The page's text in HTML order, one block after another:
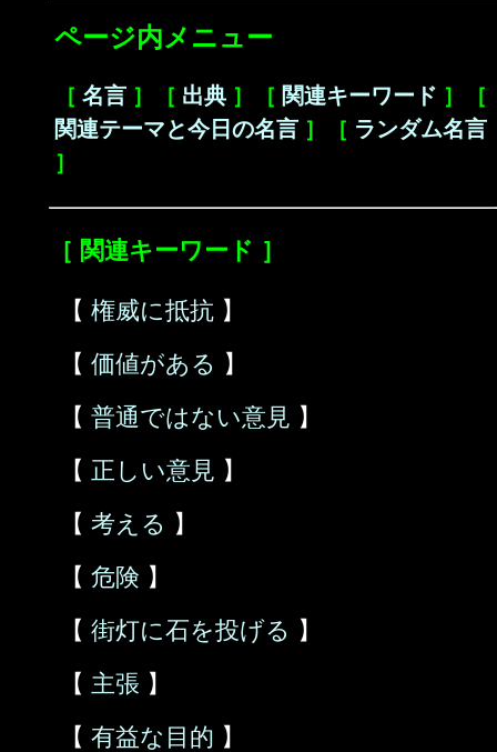
ページ内メニュー
［ 名言 ］［ 出典 ］［ 関連キーワード ］［
関連テーマと今日の名言 ］［ ランダム名言
］
［ 関連キーワード ］
【 権威に抵抗 】
【 価値がある 】
【 普通ではない意見 】
【 正しい意見 】
【 考える 】
【 危険 】
【 街灯に石を投げる 】
【 主張 】
【 有益な目的 】